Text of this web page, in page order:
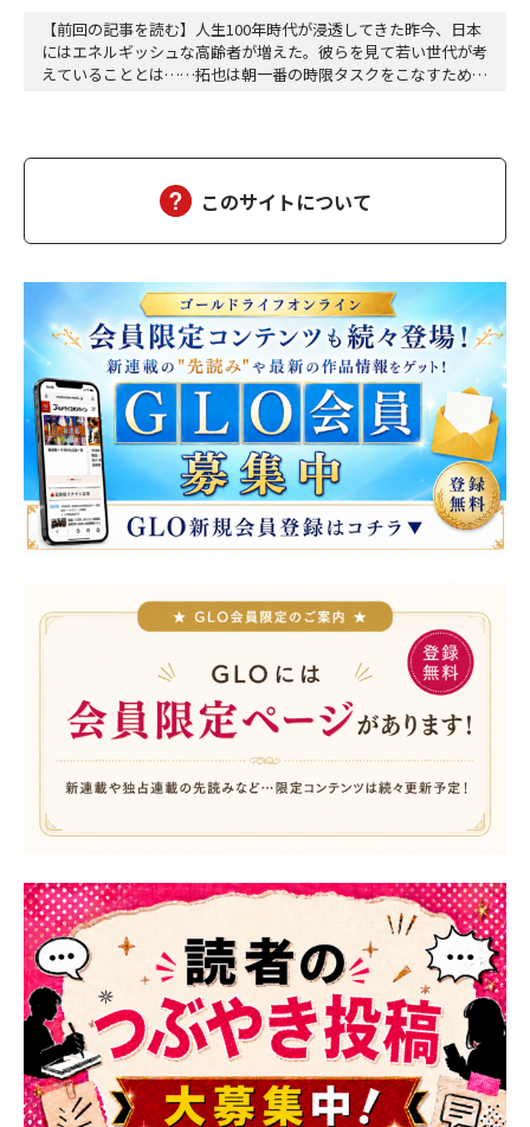
【前回の記事を読む】人生100年時代が浸透してきた昨今、日本
にはエネルギッシュな高齢者が増えた。彼らを見て若い世代が考
えていることとは……拓也は朝一番の時限タスクをこなすために
と浸かることができる。このままオフィスには誰も現…
このサイトについて